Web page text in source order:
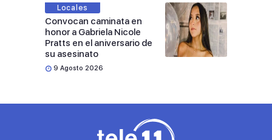
Locales
Convocan caminata en
honor a Gabriela Nicole
Pratts en el aniversario de
su asesinato
9 Agosto 2026